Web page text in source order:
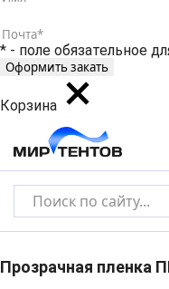
* - поле обязательное
Корзина
Прозрачная пленка